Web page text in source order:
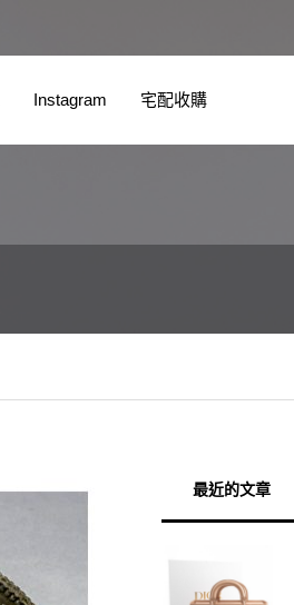
Instagram 宅配收購
最近的文章